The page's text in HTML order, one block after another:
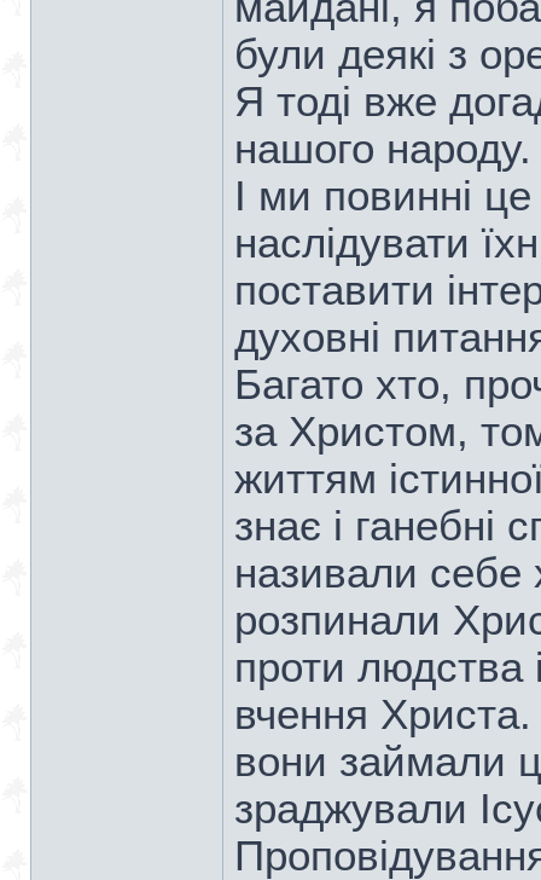
були деякі з
Я тоді вже
нашого народу.
І ми повинні це
наслідувати
поставити
духовні
Багато хто,
за Христом,
життям
знає і ганебні
називали себе
розпинали
проти людства
вчення
вони займали
зраджували